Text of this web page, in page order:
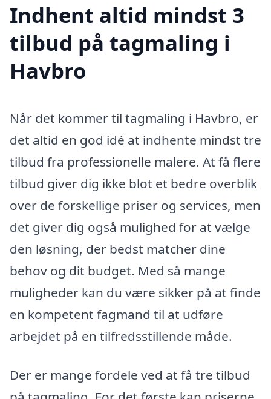
Indhent altid mindst 3
tilbud på tagmaling i
Havbro
Når det kommer til tagmaling i Havbro, er
det altid en god idé at indhente mindst tre
tilbud fra professionelle malere. At få flere
tilbud giver dig ikke blot et bedre overblik
over de forskellige priser og services, men
det giver dig også mulighed for at vælge
den løsning, der bedst matcher dine
behov og dit budget. Med så mange
muligheder kan du være sikker på at finde
en kompetent fagmand til at udføre
arbejdet på en tilfredsstillende måde.
Der er mange fordele ved at få tre tilbud